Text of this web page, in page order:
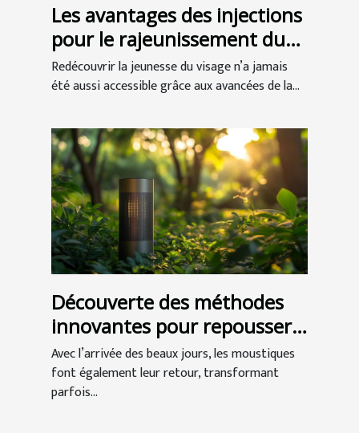
Les avantages des injections
pour le rajeunissement du
visage
Redécouvrir la jeunesse du visage n’a jamais
été aussi accessible grâce aux avancées de la...
Découverte des méthodes
innovantes pour repousser
les moustiques
Avec l’arrivée des beaux jours, les moustiques
font également leur retour, transformant
parfois...